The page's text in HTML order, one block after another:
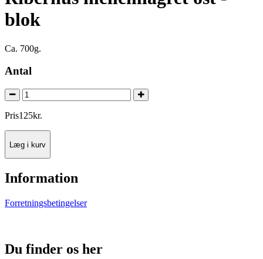
blok
Ca. 700g.
Antal
Pris125kr.
Læg i kurv
Information
Forretningsbetingelser
Du finder os her